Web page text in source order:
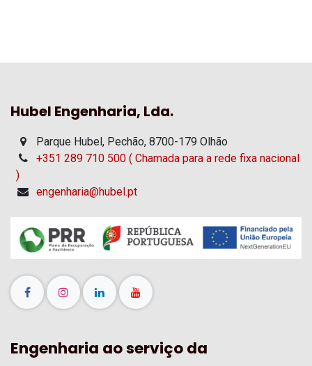
Hubel Engenharia, Lda.
Parque Hubel, Pechão, 8700-179 Olhão
+351 289 710 500 ( Chamada para a rede fixa nacional
)
engenharia@hubel.pt
Engenharia ao serviço da